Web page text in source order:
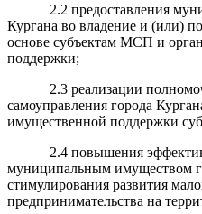
2.2 предоставления
Кургана во владение и (или)
основе субъектам МСП и
поддержки;
2.3 реализации
самоуправления города
имущественной поддержки
2.4 повышения
муниципальным имуществом
стимулирования развития
предпринимательства на